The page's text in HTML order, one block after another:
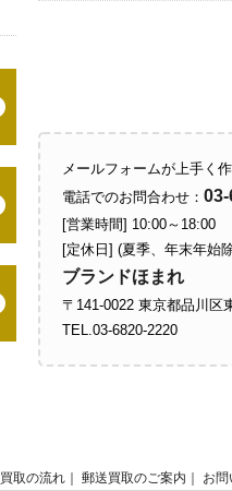
メールフォームが上手く
電話でのお問合わせ：
[営業時間] 10:00～18:00
[定休日] (夏季、年末年始
ブランドほまれ
〒141-0022 東京都品川区
TEL.03-6820-2220
買取の流れ 郵送買取のご案内 お